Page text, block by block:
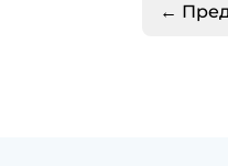
←